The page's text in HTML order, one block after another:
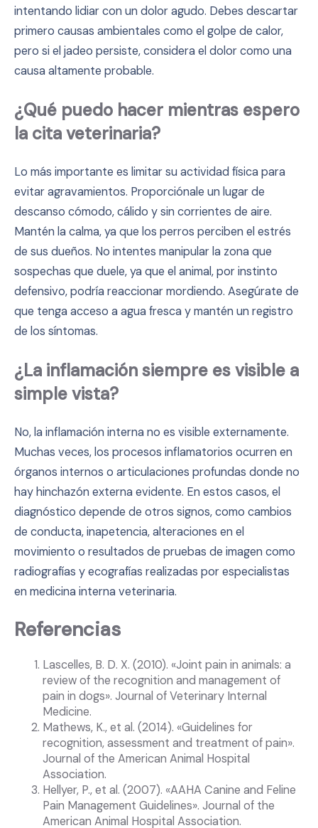
intentando lidiar con un dolor agudo. Debes descartar
primero causas ambientales como el golpe de calor,
pero si el jadeo persiste, considera el dolor como una
causa altamente probable.
¿Qué puedo hacer mientras espero
la cita veterinaria?
Lo más importante es limitar su actividad física para
evitar agravamientos. Proporciónale un lugar de
descanso cómodo, cálido y sin corrientes de aire.
Mantén la calma, ya que los perros perciben el estrés
de sus dueños. No intentes manipular la zona que
sospechas que duele, ya que el animal, por instinto
defensivo, podría reaccionar mordiendo. Asegúrate de
que tenga acceso a agua fresca y mantén un registro
de los síntomas.
¿La inflamación siempre es visible a
simple vista?
No, la inflamación interna no es visible externamente.
Muchas veces, los procesos inflamatorios ocurren en
órganos internos o articulaciones profundas donde no
hay hinchazón externa evidente. En estos casos, el
diagnóstico depende de otros signos, como cambios
de conducta, inapetencia, alteraciones en el
movimiento o resultados de pruebas de imagen como
radiografías y ecografías realizadas por especialistas
en medicina interna veterinaria.
Referencias
Lascelles, B. D. X. (2010). «Joint pain in animals: a
review of the recognition and management of
pain in dogs». Journal of Veterinary Internal
Medicine.
Mathews, K., et al. (2014). «Guidelines for
recognition, assessment and treatment of pain».
Journal of the American Animal Hospital
Association.
Hellyer, P., et al. (2007). «AAHA Canine and Feline
Pain Management Guidelines». Journal of the
American Animal Hospital Association.